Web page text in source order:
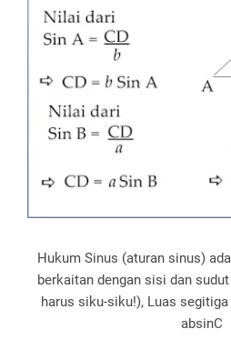
Hukum Sinus (aturan sinus)
berkaitan dengan sisi dan
harus siku-siku!), Luas
absinC